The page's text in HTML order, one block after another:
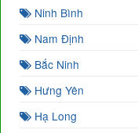
Ninh Bình
Nam Định
Bắc Ninh
Hưng Yên
Hạ Long